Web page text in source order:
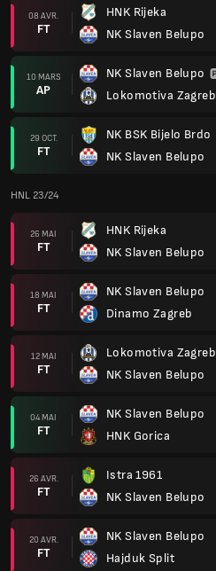
08 AVR.
FT
HNK Rijeka
NK Slaven Belupo
10 MARS
AP
NK Slaven Belupo
Lokomotiva Zagreb
29 OCT.
FT
NK BSK Bijelo Brdo
NK Slaven Belupo
HNL 23/24
26 MAI
FT
HNK Rijeka
NK Slaven Belupo
18 MAI
FT
NK Slaven Belupo
Dinamo Zagreb
12 MAI
FT
Lokomotiva Zagreb
NK Slaven Belupo
04 MAI
FT
NK Slaven Belupo
HNK Gorica
26 AVR.
FT
Istra 1961
NK Slaven Belupo
20 AVR.
FT
NK Slaven Belupo
Hajduk Split